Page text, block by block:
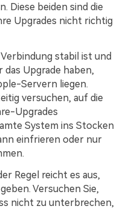
Diese beiden sind die
Upgrades nicht richtig
stabil ist und
Upgrade haben,
Servern liegen.
versuchen, auf die
Upgrades
System ins Stocken
einfrieren oder nur
Regel reicht es aus,
Versuchen Sie,
nicht zu unterbrechen,